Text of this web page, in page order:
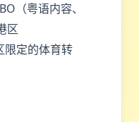
（粤语内容、
区
定的体育转